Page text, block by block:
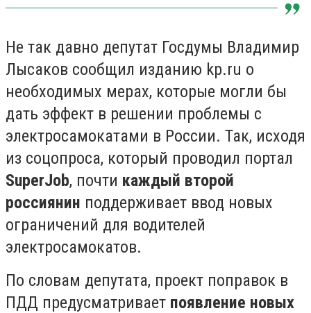
Не так давно депутат Госдумы Владимир
Лысаков сообщил изданию kp.ru о
необходимых мерах, которые могли бы
дать эффект в решении проблемы с
электросамокатами в России. Так, исходя
из соцопроса, который проводил портал
SuperJob, почти каждый второй
россиянин поддерживает ввод новых
ограничений для водителей
электросамокатов.
По словам депутата, проект поправок в
ПДД предусматривает появление новых